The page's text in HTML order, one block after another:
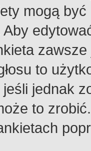
mogą
to
jednak
to